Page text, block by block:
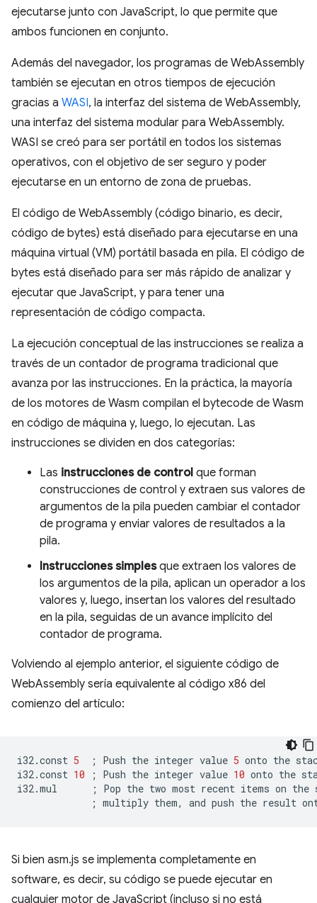
ejecutarse junto con JavaScript, lo que permite que
ambos funcionen en conjunto.
Además del navegador, los programas de WebAssembly
también se ejecutan en otros tiempos de ejecución
gracias a WASI, la interfaz del sistema de WebAssembly,
una interfaz del sistema modular para WebAssembly.
WASI se creó para ser portátil en todos los sistemas
operativos, con el objetivo de ser seguro y poder
ejecutarse en un entorno de zona de pruebas.
El código de WebAssembly (código binario, es decir,
código de bytes) está diseñado para ejecutarse en una
máquina virtual (VM) portátil basada en pila. El código de
bytes está diseñado para ser más rápido de analizar y
ejecutar que JavaScript, y para tener una
representación de código compacta.
La ejecución conceptual de las instrucciones se realiza a
través de un contador de programa tradicional que
avanza por las instrucciones. En la práctica, la mayoría
de los motores de Wasm compilan el bytecode de Wasm
en código de máquina y, luego, lo ejecutan. Las
instrucciones se dividen en dos categorías:
Las instrucciones de control que forman
construcciones de control y extraen sus valores de
argumentos de la pila pueden cambiar el contador
de programa y enviar valores de resultados a la
pila.
Instrucciones simplesque extraen los valores de
los argumentos de la pila, aplican un operador a los
valores y, luego, insertan los valores del resultado
en la pila, seguidas de un avance implícito del
contador de programa.
Volviendo al ejemplo anterior, el siguiente código de
WebAssembly sería equivalente al código x86 del
comienzo del artículo:
i32.const 5 ; Push the integer value 5 onto the
i32.const 10 ; Push the integer value 10 onto the
i32.mul
; Pop the two most recent items on the
; multiply them, and push the result
Si bien asm.js se implementa completamente en
software, es decir, su código se puede ejecutar en
cualquier motor de JavaScript (incluso si no está